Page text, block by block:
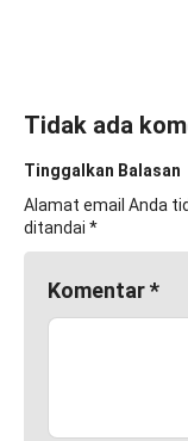
Tidak ada
Tinggalkan Balasan
Alamat email Anda
ditandai *
Komentar*